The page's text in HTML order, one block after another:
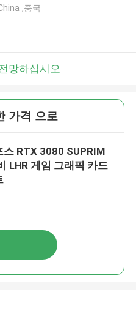
,중국
망하십시오
가격 으로
스 RTX 3080 SUPRIM
LHR 게임 그래픽 카드